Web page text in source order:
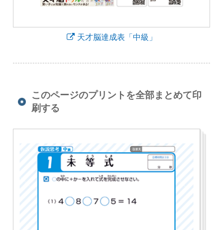
天才脳達成表「中級」
このページのプリントを全部まとめて印
刷する